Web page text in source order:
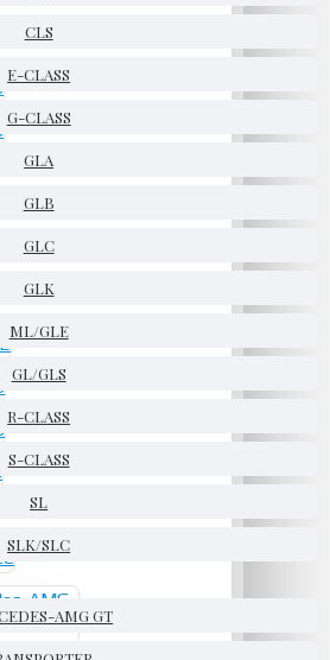
CLS
E-CLASS
G-CLASS
GLA
GLB
GLC
GLK
ML/GLE
GL/GLS
R-CLASS
S-CLASS
SL
SLK/SLC
AMG GT